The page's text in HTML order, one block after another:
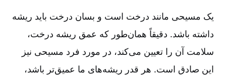
یک مسیحی مانند درخت است و بسان درخت باید ریشه
داشته باشد. دقیقاً همان‌طور که عمق ریشه درخت،
سلامت آن را تعیین می‌کند، در مورد فرد مسیحی نیز
این صادق است. هر قدر ریشه‌های ما عمیق‌تر باشد،